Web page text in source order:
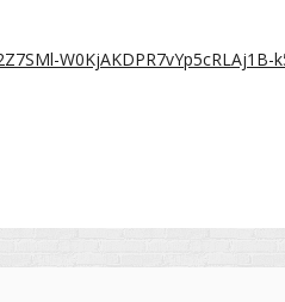
W0KjAKDPR7vYp5cRLAj1B-